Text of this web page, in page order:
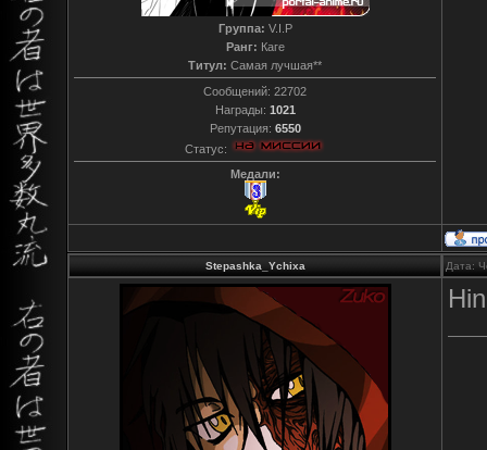
Группа: V.I.P
Ранг: Каге
Титул: Самая лучшая**
Сообщений: 22702
Награды: 1021
Репутация: 6550
Статус:
Медали:
Stepashka_Ychixa Дата: